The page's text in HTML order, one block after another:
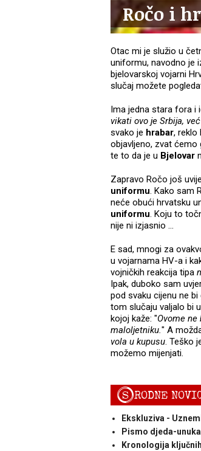
Ročo i
Otac mi je služio u
uniformu, navodno je
bjelovarskoj vojarni
slučaj možete
Ima jedna stara fora i
vikati ovo je Srbija,
svako je hrabar, reklo
objavljeno, zvat ćemo
te to da je u Bjelovar
Zapravo Ročo još
uniformu. Kako sam
neće obući hrvatsku
uniformu. Koju to
nije ni izjasnio ...
E sad, mnogi za
u vojarnama HV-a i
vojničkih reakcija tipa
Ipak, duboko sam
pod svaku cijenu ne
tom slučaju valjalo bi
kojoj kaže: "Ovome ne
maloljetniku." A
vola u kupusu. Teško
možemo mijenjati.
SRODNE
Ekskluziva -
Pismo djeda-
Kronologija